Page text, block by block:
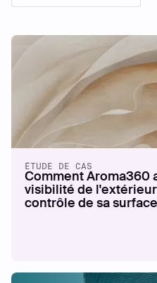
ÉTUDE DE CAS
Comment Aroma360
visibilité de
contrôle de sa